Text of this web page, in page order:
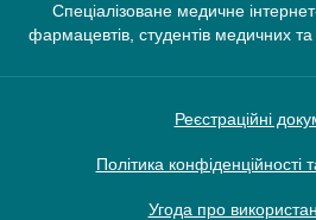
Спеціалізоване медичне
фармацевтів, студентів медичних
Реєстраційні
Політика конфіденційності
Угода про